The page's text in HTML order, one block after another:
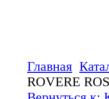
Главная
ROVERE